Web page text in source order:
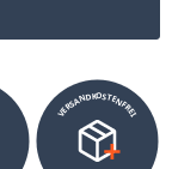
VERSANDKOSTENFREI